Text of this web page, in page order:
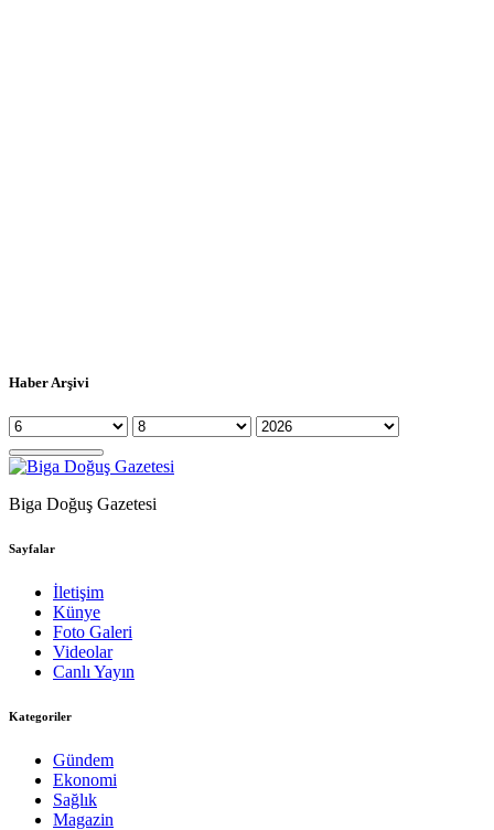
Haber Arşivi
Biga Doğuş Gazetesi
Sayfalar
İletişim
Künye
Foto Galeri
Videolar
Canlı Yayın
Kategoriler
Gündem
Ekonomi
Sağlık
Magazin